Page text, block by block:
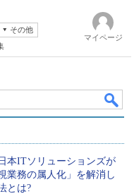
その他
マイページ
本ITソリューションズが
業務の属人化」を解消し
とは?